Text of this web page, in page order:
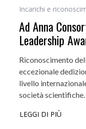
Incarichi e
Ad Anna
Leadership
Riconoscimento
eccezionale
livello
società scientifiche.
LEGGI DI PIÙ